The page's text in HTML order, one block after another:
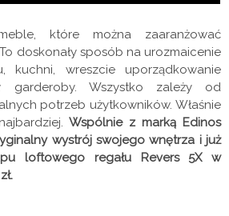
które można zaaranżować
doskonały sposób na urozmaicenie
kuchni, wreszcie uporządkowanie
garderoby. Wszystko zależy od
potrzeb użytkowników. Właśnie
Wspólnie z marką Edinos
wystrój swojego wnętrza i już
loftowego regału Revers 5X w